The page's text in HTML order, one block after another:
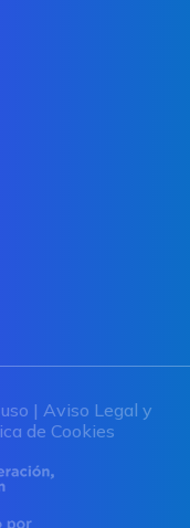
| Aviso Legal y
de Cookies